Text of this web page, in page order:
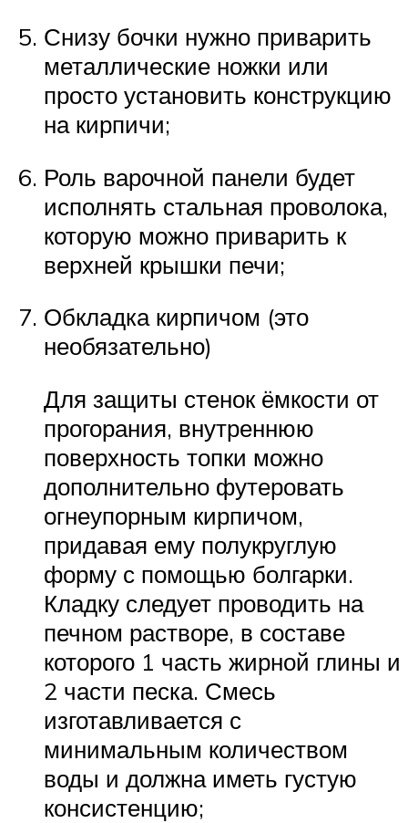
Снизу бочки нужно приварить
металлические ножки или
просто установить конструкцию
на кирпичи;
Роль варочной панели будет
исполнять стальная проволока,
которую можно приварить к
верхней крышки печи;
Обкладка кирпичом (это
необязательно)
Для защиты стенок ёмкости от
прогорания, внутреннюю
поверхность топки можно
дополнительно футеровать
огнеупорным кирпичом,
придавая ему полукруглую
форму с помощью болгарки.
Кладку следует проводить на
печном растворе, в составе
которого 1 часть жирной глины и
2 части песка. Смесь
изготавливается с
минимальным количеством
воды и должна иметь густую
консистенцию;